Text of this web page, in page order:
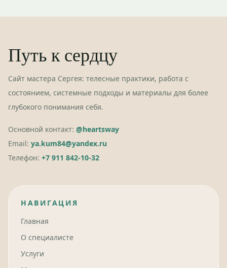
Путь к сердцу
Сайт мастера Сергея: телесные практики, работа с
состоянием, системные подходы и материалы для более
глубокого понимания себя.
Основной контакт: @heartsway
Email: ya.kum84@yandex.ru
Телефон: +7 911 842-10-32
НАВИГАЦИЯ
Главная
О специалисте
Услуги